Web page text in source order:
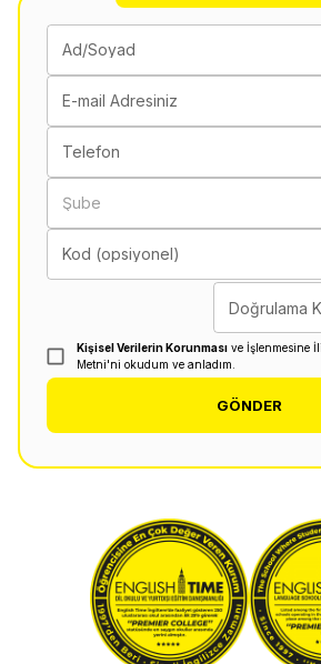
Ad/Soyad
E-mail Adresiniz
Telefon
Şube
Kod (opsiyonel)
Doğrulama
Kişisel Verilerin Korunması ve İşlenmesine
Metni'ni okudum ve anladım.
GÖNDER